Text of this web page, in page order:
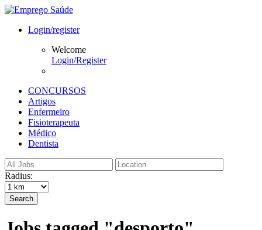
Login/register
Welcome
Login/Register
CONCURSOS
Artigos
Enfermeiro
Fisioterapeuta
Médico
Dentista
Radius:
Search